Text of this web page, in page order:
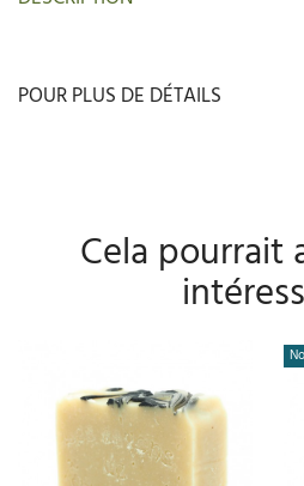
POUR PLUS DE DÉTAILS
Cela pourrait